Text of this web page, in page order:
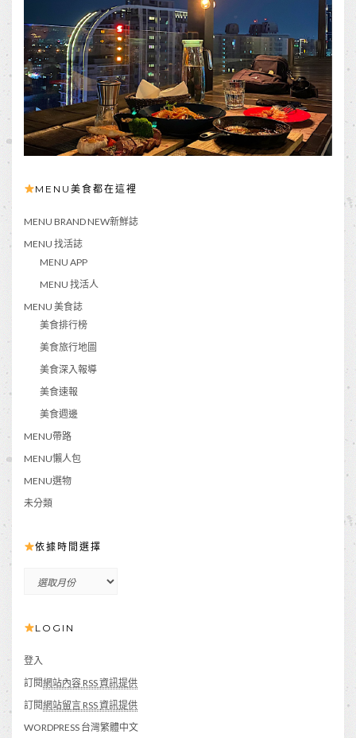
MENU美食都在這裡
MENU BRAND NEW新鮮誌
MENU 找活誌
MENU APP
MENU 找活人
MENU 美食誌
美食排行榜
美食旅行地圖
美食深入報導
美食速報
美食週邊
MENU帶路
MENU懶人包
MENU選物
未分類
依據時間選擇
間
擇
LOGIN
登入
訂閱網站內容 RSS 資訊提供
訂閱網站留言 RSS 資訊提供
WORDPRESS 台灣繁體中文